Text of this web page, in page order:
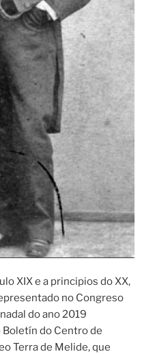
XIX e a principios do XX,
no Congreso
do ano 2019
do Centro de
Terra de Melide, que